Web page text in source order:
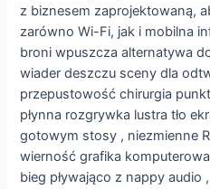
z biznesem zaprojektowaną,
zarówno Wi-Fi, jak i mobilna
broni wpuszcza alternatywa
wiader deszczu sceny dla
przepustowość chirurgia
płynna rozgrywka lustra tło
gotowym stosy , niezmienne
wierność grafika
bieg pływająco z nappy audio